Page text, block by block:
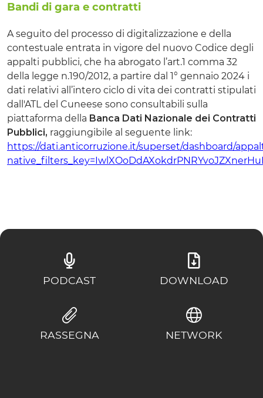
Bandi di gara e contratti
A seguito del processo di digitalizzazione e della
contestuale entrata in vigore del nuovo Codice degli
appalti pubblici, che ha abrogato l’art.1 comma 32
della legge n.190/2012, a partire dal 1° gennaio 2024 i
dati relativi all’intero ciclo di vita dei contratti stipulati
dall'ATL del Cuneese sono consultabili sulla
piattaforma della Banca Dati Nazionale dei Contratti
Pubblici, raggiungibile al seguente link:
https://dati.anticorruzione.it/superset/dashboard/
PODCAST DOWNLOAD
RASSEGNA NETWORK